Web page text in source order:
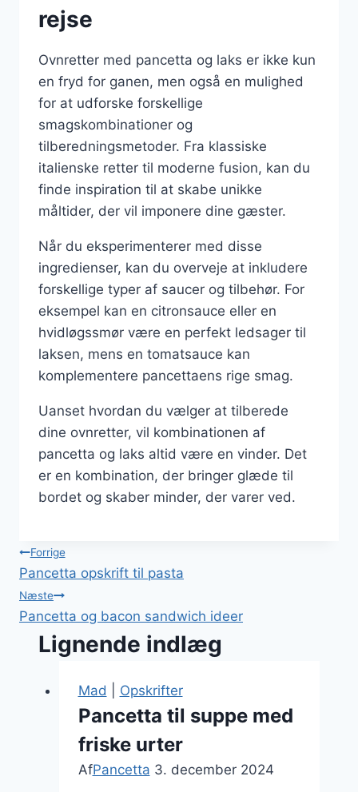
rejse
Ovnretter med pancetta og laks er ikke kun
en fryd for ganen, men også en mulighed
for at udforske forskellige
smagskombinationer og
tilberedningsmetoder. Fra klassiske
italienske retter til moderne fusion, kan du
finde inspiration til at skabe unikke
måltider, der vil imponere dine gæster.
Når du eksperimenterer med disse
ingredienser, kan du overveje at inkludere
forskellige typer af saucer og tilbehør. For
eksempel kan en citronsauce eller en
hvidløgssmør være en perfekt ledsager til
laksen, mens en tomatsauce kan
komplementere pancettaens rige smag.
Uanset hvordan du vælger at tilberede
dine ovnretter, vil kombinationen af
pancetta og laks altid være en vinder. Det
er en kombination, der bringer glæde til
bordet og skaber minder, der varer ved.
Indlægsnavigation
Forrige
Pancetta opskrift til pasta
Næste
Pancetta og bacon sandwich ideer
Lignende indlæg
Mad Opskrifter
Pancetta til suppe med
friske urter
AfPancetta 3. december 2024